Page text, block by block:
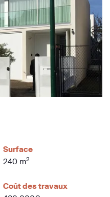
Surface
240 m2
Coût des travaux